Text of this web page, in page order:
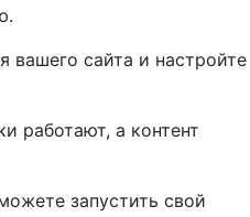
сайта и настройте
работают, а контент
запустить свой